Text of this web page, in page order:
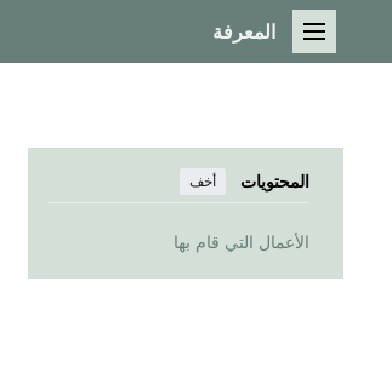
القائمة الرئيسية
المعرفة
المحتويات أخف
الأعمال التي قام بها